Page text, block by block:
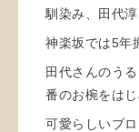
馴染み、田代淳
神楽坂では5年
田代さんのう
番のお椀をは
可愛らしいブ